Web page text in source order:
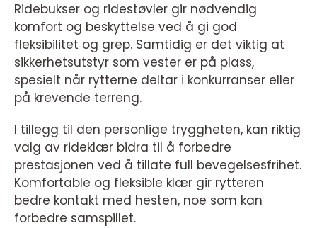
Ridebukser og ridestøvler gir nødvendig
komfort og beskyttelse ved å gi god
fleksibilitet og grep. Samtidig er det viktig at
sikkerhetsutstyr som vester er på plass,
spesielt når rytterne deltar i konkurranser eller
på krevende terreng.
I tillegg til den personlige tryggheten, kan riktig
valg av rideklær bidra til å forbedre
prestasjonen ved å tillate full bevegelsesfrihet.
Komfortable og fleksible klær gir rytteren
bedre kontakt med hesten, noe som kan
forbedre samspillet.